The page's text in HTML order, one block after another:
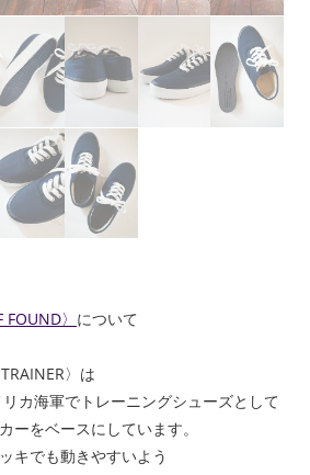
FOUND〉 について
〉は
カ海軍でトレーニングシューズとして
ーをベースにしています。
キでも動きやすいよう